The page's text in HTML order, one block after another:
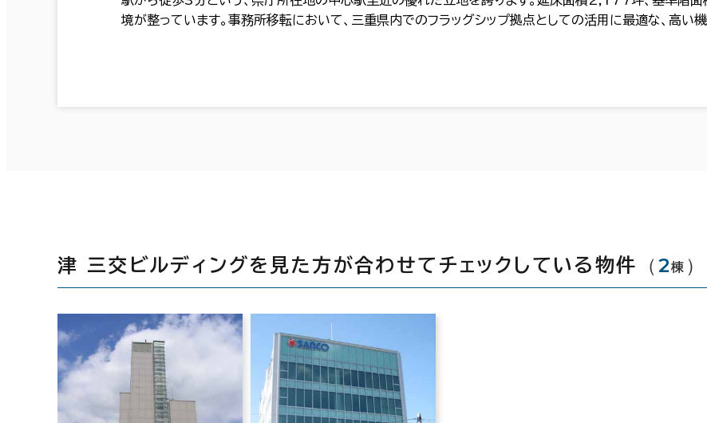
境が整っています。事務所移転において、三重県内でのフラッグシップ拠点としての活用に最適な、高い
津 三交ビルディングを見た方が合わせてチェックしている物件 （2棟 ）